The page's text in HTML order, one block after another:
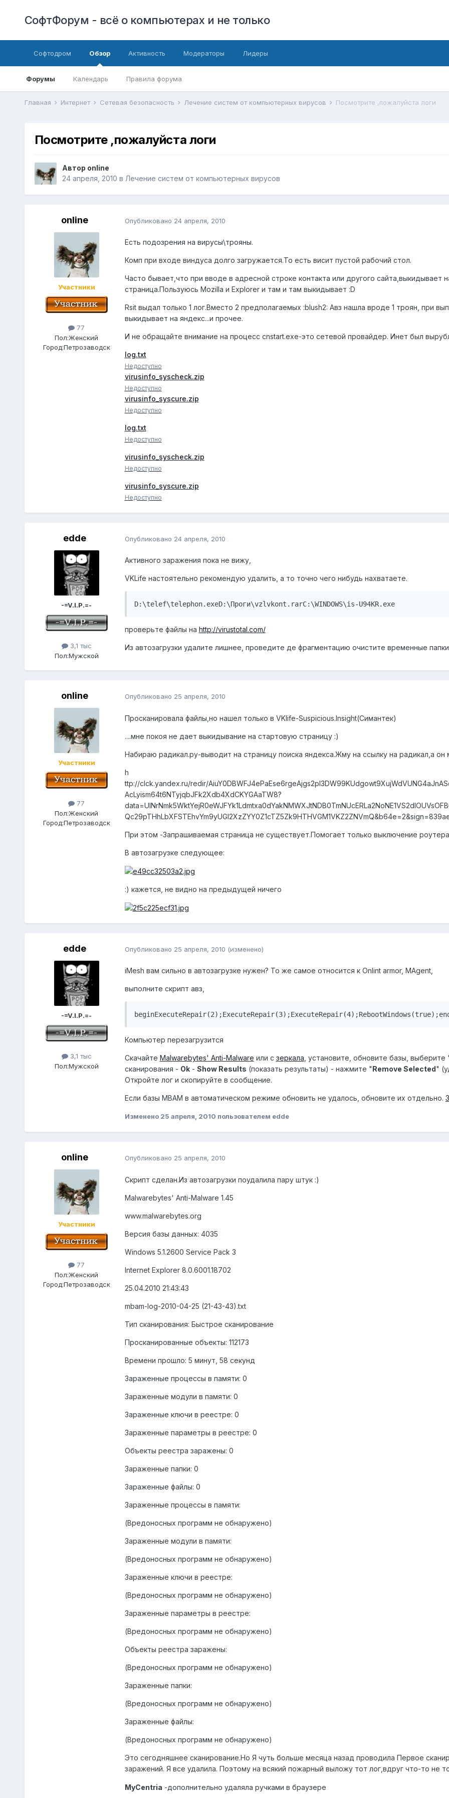
СофтФорум - всё о компьютерах и не только
Софтодром Обзор
Форумы Календарь Правила форума
Активность Модераторы Лидеры
Главная Интернет Сетевая безопасность Лечение систем от компьютерных вирусов Посмотрите ,пожалуйста логи
Посмотрите ,пожалуйста логи
Автор online
24 апреля, 2010 в Лечение систем от компьютерных вирусов
online
Участники
77
Пол:Женский
Город:Петрозаводск
Опубликовано 24 апреля, 2010
Есть подозрения на вирусы\трояны.
Комп при входе виндуса долго загружается.То есть висит пустой рабочий стол.
Часто бывает,что при вводе в адресной строке контакта или другого сайта,выкидывает
страница.Пользуюсь Мozilla и Explorer и там и там выкидывает :D
Rsit выдал только 1 лог.Вместо 2 предполагаемых :blush2: Авз нашла вроде 1 троян, при
выкидывает на яндекс...и прочее.
И не обращайте внимание на процесс cnstart.exe-это сетевой провайдер. Инет был
log.txt
Недоступно
virusinfo_syscheck.zip
Недоступно
virusinfo_syscure.zip
Недоступно
log.txt
Недоступно
virusinfo_syscheck.zip
Недоступно
virusinfo_syscure.zip
Недоступно
edde
-=V.I.P.=-
3,1 тыс
Пол:Мужской
Опубликовано 24 апреля, 2010
Активного заражения пока не вижу,
VKLife настоятельно рекомендую удалить, а то точно чего нибудь нахватаете.
D:\telef\telephon.exeD:\Проги\vzlvkont.rarC:\WINDOWS\is-U94KR.exe
проверьте файлы на http://virustotal.com/
Из автозагрузки удалите лишнее, проведите де фрагментацию очистите временные
online
Участники
77
Пол:Женский
Город:Петрозаводск
Опубликовано 25 апреля, 2010
Просканировала файлы,но нашел только в VKlife-Suspicious.Insight(Симантек)
....мне покоя не дает выкидывание на стартовую страницу :)
Набираю радикал.ру-выводит на страницу поиска яндекса.Жму на ссылку на радикал,а он
h
ttp://clck.yandex.ru/redir/
AcLyism64t6NTyjqbJFk2Xdb4XdCKYGAaTW8?
При этом -Запрашиваемая страница не существует.Помогает только выключение
В автозагрузке следующее:
:) кажется, не видно на предыдущей ничего
edde
-=V.I.P.=-
3,1 тыс
Пол:Мужской
Опубликовано 25 апреля, 2010 (изменено)
iMesh вам сильно в автозагрузке нужен? То же самое относится к Onlint armor, MAgent,
выполните скрипт авз,
Компьютер перезагрузится
Скачайте Malwarebytes' Anti-Malware или с зеркала , установите, обновите базы, выберите
сканирования - Ok- Show Results (показать результаты) - нажмите "Remove Selected"
Откройте лог и скопируйте в сообщение.
Если базы MBAM в автоматическом режиме обновить не удалось, обновите их отдельно.
Изменено 25 апреля, 2010 пользователем edde
online
Участники
77
Пол:Женский
Город:Петрозаводск
Опубликовано 25 апреля, 2010
Скрипт сделан.Из автозагрузки поудалила пару штук :)
Malwarebytes' Anti-Malware 1.45
www.malwarebytes.org
Версия базы данных: 4035
Windows 5.1.2600 Service Pack 3
Internet Explorer 8.0.6001.18702
25.04.2010 21:43:43
mbam-log-2010-04-25 (21-43-43).txt
Тип сканирования: Быстрое сканирование
Просканированные объекты: 112173
Времени прошло: 5 минут, 58 секунд
Зараженные процессы в памяти: 0
Зараженные модули в памяти: 0
Зараженные ключи в реестре: 0
Зараженные параметры в реестре: 0
Объекты реестра заражены: 0
Зараженные папки: 0
Зараженные файлы: 0
Зараженные процессы в памяти:
(Вредоносных программ не обнаружено)
Зараженные модули в памяти:
(Вредоносных программ не обнаружено)
Зараженные ключи в реестре:
(Вредоносных программ не обнаружено)
Зараженные параметры в реестре:
(Вредоносных программ не обнаружено)
Объекты реестра заражены:
(Вредоносных программ не обнаружено)
Зараженные папки:
(Вредоносных программ не обнаружено)
Зараженные файлы:
(Вредоносных программ не обнаружено)
Это сегодняшнее сканирование.Но Я чуть больше месяца назад проводила Первое
заражений. Я все удалила. Поэтому на всякий пожарный выложу тот лог,вдруг что-то не
MyCentria -дополнительно удаляла ручками в браузере